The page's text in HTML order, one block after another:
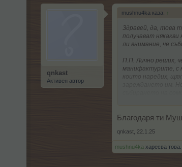
qnkast
Активен автор
mushnu4ka каза: ↑
Здравей, да, това
получават
ли внимание, че
П.П. Лично реших,
манифактурите, с
които наредих,
Благодаря ти
qnkast 22.1.25
mushnu4ka харесва това.